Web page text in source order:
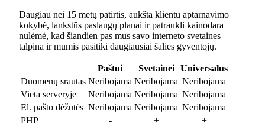
Daugiau nei 15 metų patirtis, aukšta klientų aptarnavimo
kokybė, lankstūs paslaugų planai ir patraukli kainodara
nulėmė, kad šiandien pas mus savo interneto svetaines
talpina ir mumis pasitiki daugiausiai šalies gyventojų.
Paštui Svetainei
Universalus
Duomenų srautas Neribojama Neribojama Neribojama
Vieta serveryje
Neribojama Neribojama Neribojama
El. pašto dėžutės Neribojama Neribojama Neribojama
PHP
- +
+